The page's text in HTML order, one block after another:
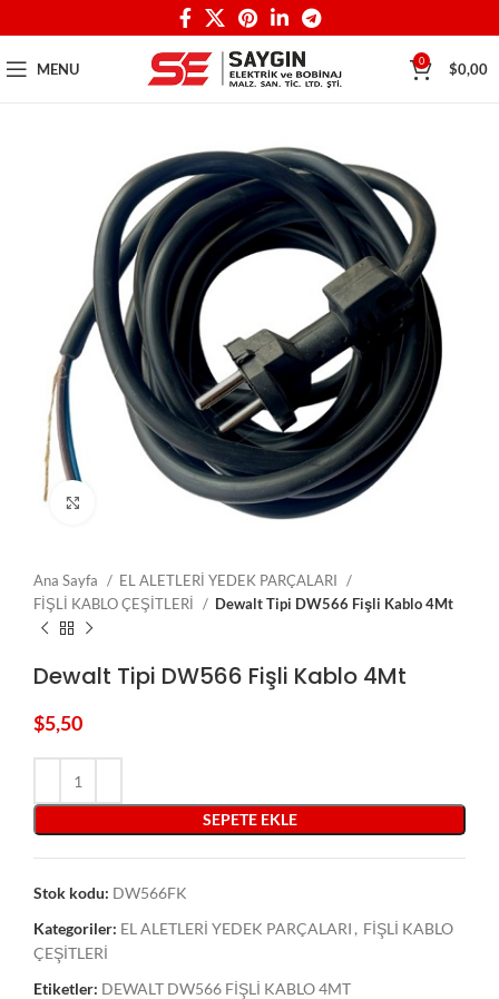
MENU 0 $0,00
Ana Sayfa
EL ALETLERİ YEDEK PARÇALARI
FİŞLİ KABLO ÇEŞİTLERİ
Dewalt Tipi DW566 Fişli Kablo 4Mt
Dewalt Tipi DW566 Fişli Kablo 4Mt
$5,50
SEPETE EKLE
Stok kodu: DW566FK
Kategoriler: EL ALETLERİ YEDEK PARÇALARI , FİŞLİ KABLO
ÇEŞİTLERİ
Etiketler: DEWALT DW566 FİŞLİ KABLO 4MT